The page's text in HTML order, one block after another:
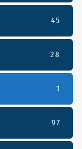
45
28
1
97